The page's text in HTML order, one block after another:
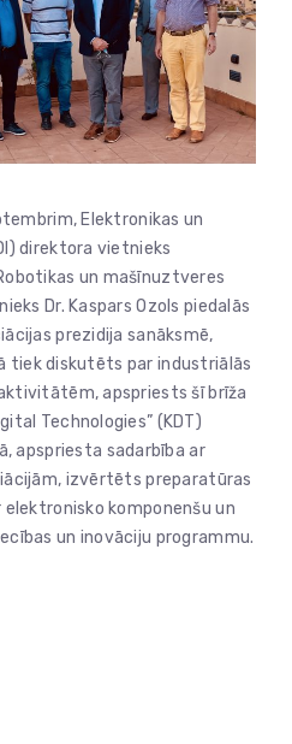
Elektronikas un
direktora vietnieks
un mašīnuztveres
Dr. Kaspars Ozols piedalās
prezidija sanāksmē,
tiek diskutēts par industriālās
apspriests šī brīža
Technologies” (KDT)
apspriesta sadarbība ar
izvērtēts preparatūras
komponenšu un
un inovāciju programmu.